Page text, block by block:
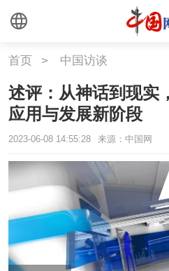
首页 > 中国访谈
述评：从神话到现实
应用与发展新阶段
2023-06-08 14:55:28 来源：中国网